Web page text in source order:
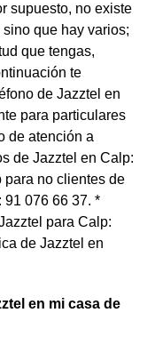
supuesto, no existe
que hay varios;
que tengas,
te
de Jazztel en
para particulares
de atención a
de Jazztel en Calp:
para no clientes de
91 076 66 37. *
para Calp:
de Jazztel en
en mi casa de